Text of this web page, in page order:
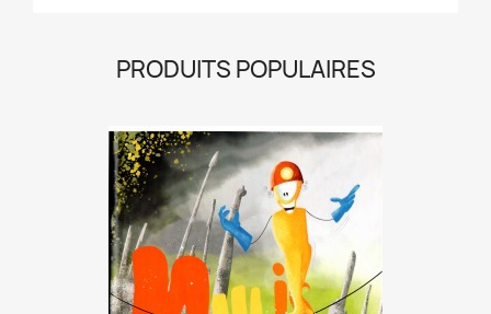
PRODUITS POPULAIRES